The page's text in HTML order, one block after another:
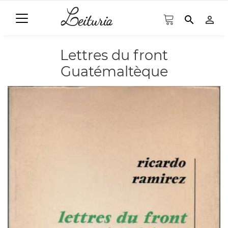
search person_outline
Lettres du front
Guatémaltèque